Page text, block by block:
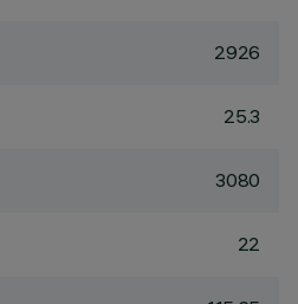
2926
25.3
3080
22